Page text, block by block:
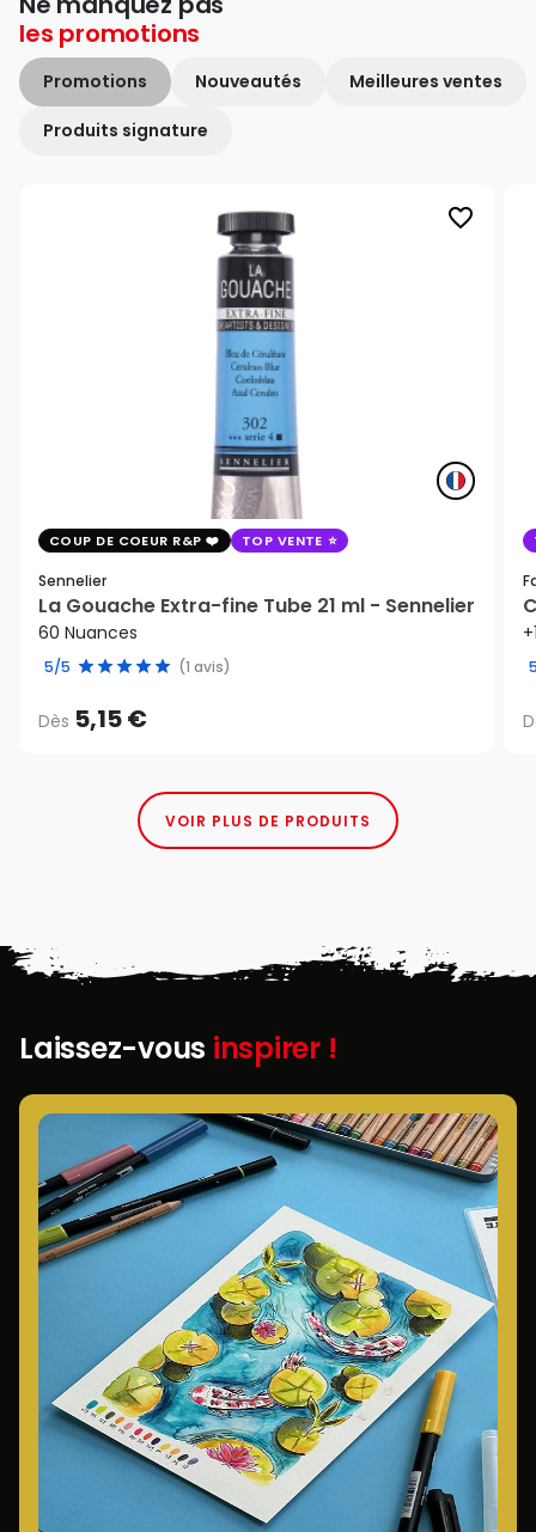
les promotions
Promotions Nouveautés Meilleures ventes
Produits signature
favorite_border
COUP DE COEUR R&P TOP VENTE
Sennelier
La Gouache Extra-fine Tube 21 ml - Sennelier
60 Nuances
5/5 (1 avis)
Dès 5,15 €
VOIR PLUS DE PRODUITS
Laissez-vous inspirer !